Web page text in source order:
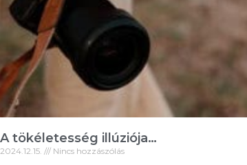
A tökéletesség illúziója…
2024.12.15. Nincs hozzászólás